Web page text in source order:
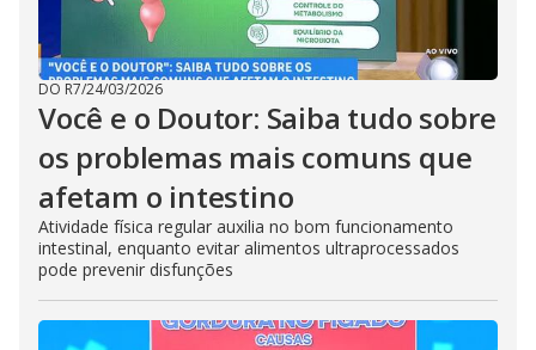
DO R7/24/03/2026
Você e o Doutor: Saiba tudo sobre
os problemas mais comuns que
afetam o intestino
Atividade física regular auxilia no bom funcionamento
intestinal, enquanto evitar alimentos ultraprocessados
pode prevenir disfunções